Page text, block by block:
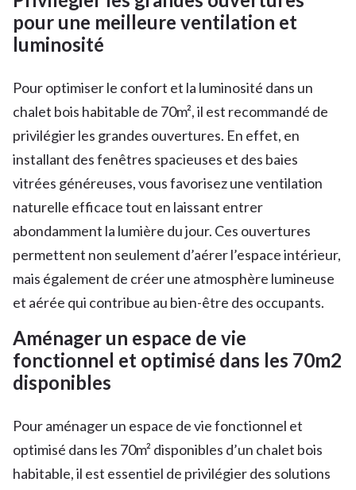
pour une meilleure ventilation et
luminosité
Pour optimiser le confort et la luminosité dans un
chalet bois habitable de 70m², il est recommandé de
privilégier les grandes ouvertures. En effet, en
installant des fenêtres spacieuses et des baies
vitrées généreuses, vous favorisez une ventilation
naturelle efficace tout en laissant entrer
abondamment la lumière du jour. Ces ouvertures
permettent non seulement d’aérer l’espace intérieur,
mais également de créer une atmosphère lumineuse
et aérée qui contribue au bien-être des occupants.
Aménager un espace de vie
fonctionnel et optimisé dans les 70m2
disponibles
Pour aménager un espace de vie fonctionnel et
optimisé dans les 70m² disponibles d’un chalet bois
habitable, il est essentiel de privilégier des solutions